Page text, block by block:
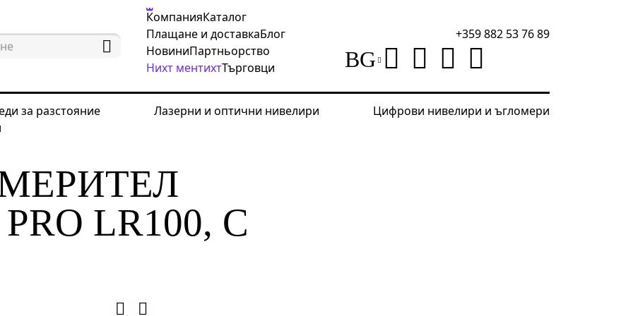
КомпанияКаталог
Плащане и доставкаБлог
НовиниПартньорство
Нихт ментихтТърговци
+359 882 53 76 89
BG
за разстояние Лазерни и оптични нивелири
Цифрови нивелири и ъгломери
уреди за разстояние
LR100, С